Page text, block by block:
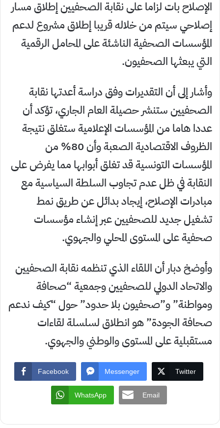
الإصلاح بات لزاما على نقابة الصحفيين إطلاق مسار
إصلاحي سيتم من خلاله قريبا إطلاق مشروع لدعم
المؤسسات الصحفية الناشئة على المحامل الرقمية
التي يبعثها الصحفيون.
وأشار إلى أن التقديرات وفق دراسة أعدتها نقابة
الصحفيين ستنشر حصيلة العام الجاري، تؤكد أن
عددا هاما من المؤسسات الإعلامية ستغلق نتيجة
الظروف الاقتصادية الصعبة وأن 80% من
المؤسسات التونسية قد تغلق أبوابها مما يفرض على
النقابة في ظل عدم تجاوب السلطة السياسية مع
مبادرات الإصلاح، إيجاد بدائل عن طريق نمط
تشغيل جديد للصحفيين عبر إنشاء مؤسسات
صحفية على المستوى المحلي والجهوي.
وأوضخ دبار أن اللقاء الذي تنظمه نقابة الصحفيين
والاتحاد الدولي للصحفيين وجمعية “صحافة
ومواطنة” و”صحفيون بلا حدود” حول “كيف ندعم
صحافة الجودة” هو انطلاق لسلسلة لقاءات
مستقبلية على المستوى والوطني والجهوي.
Facebook Messenger Twitter
WhatsApp Email